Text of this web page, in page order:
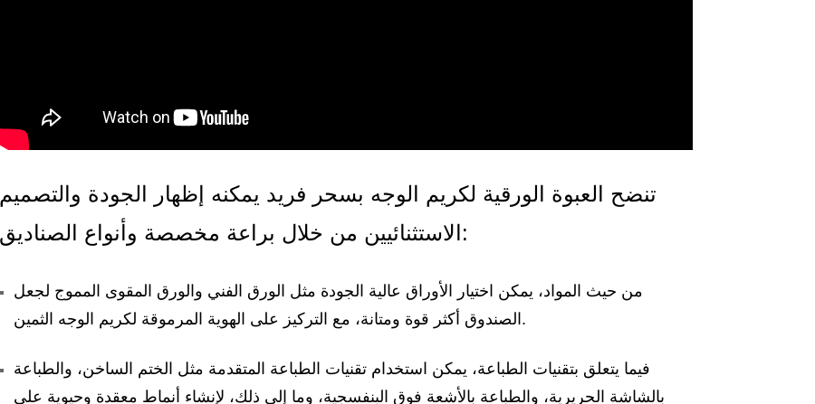
تنضح العبوة الورقية لكريم الوجه بسحر فريد يمكنه إظهار الجودة والتصميم
الاستثنائيين من خلال براعة مخصصة وأنواع الصناديق:
من حيث المواد، يمكن اختيار الأوراق عالية الجودة مثل الورق الفني والورق المقوى المموج لجعل
فيما يتعلق بتقنيات الطباعة، يمكن استخدام تقنيات الطباعة المتقدمة مثل الختم الساخن، والطباعة
بالشاشة الحريرية، والطباعة بالأشعة فوق البنفسجية، وما إلى ذلك، لإنشاء أنماط معقدة وحيوية على